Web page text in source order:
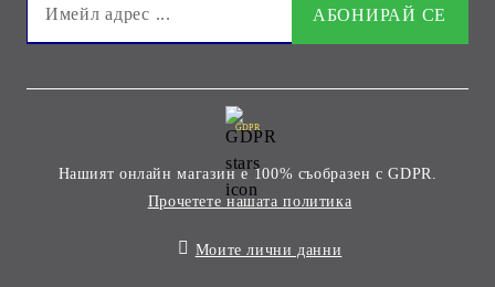
GDPR
Нашият онлайн магазин е 100% съобразен с GDPR.
Прочетете нашата политика
Моите лични данни